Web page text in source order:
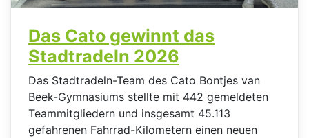
Das Cato gewinnt das
Stadtradeln 2026
Das Stadtradeln-Team des Cato Bontjes van
Beek-Gymnasiums stellte mit 442 gemeldeten
Teammitgliedern und insgesamt 45.113
gefahrenen Fahrrad-Kilometern einen neuen